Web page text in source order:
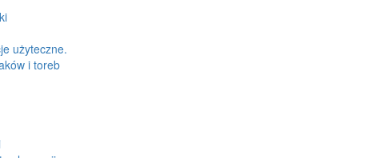
użyteczne.
i toreb